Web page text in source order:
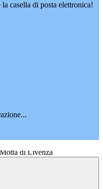
casella di posta elettronica!